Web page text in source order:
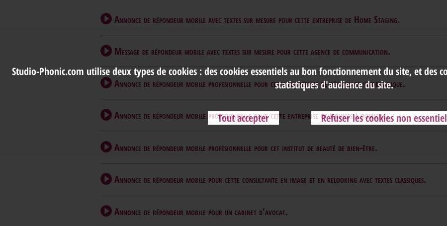
Studio-Phonic.com utilise deux types de cookies : des cookies essentiels au bon fonctionnement du site, et des
statistiques d'audience du site.
Tout accepter Refuser les cookies non
Annonce de répondeur mobile avec textes sur mesure pour cette entreprise de Home Staging.
Message de répondeur mobile avec textes sur mesure pour cette agence de communication.
Annonce de répondeur mobile profesionnelle pour cette entreprise de dépannage informatique.
Annonce de répondeur mobile profesionnelle pour cette entreprise de services à domicile.
Annonce de répondeur mobile profesionnelle pour cet institut de beauté de bien-être.
Annonce de répondeur mobile pour cette consultante en image et en relooking avec textes classiques.
Annonce de répondeur mobile pour un cabinet d'avocat.